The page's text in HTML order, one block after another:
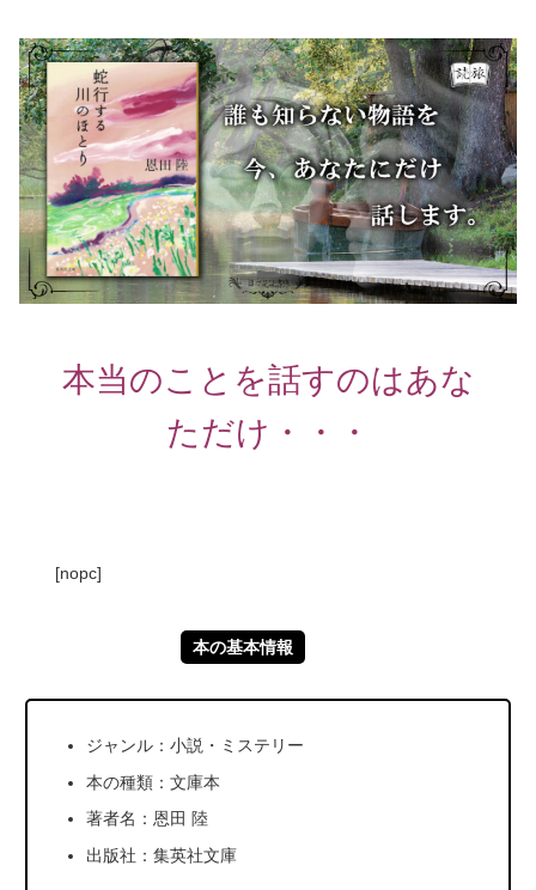
本当のことを話すのはあな
ただけ・・・
[nopc]
本の基本情報
ジャンル：小説・ミステリー
本の種類：文庫本
著者名：恩田 陸
出版社：集英社文庫